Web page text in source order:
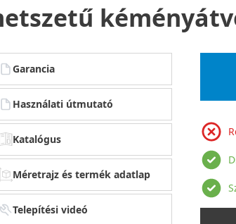
Garancia
Használati útmutató
Katalógus
Méretrajz és termék adatlap
Telepítési videó